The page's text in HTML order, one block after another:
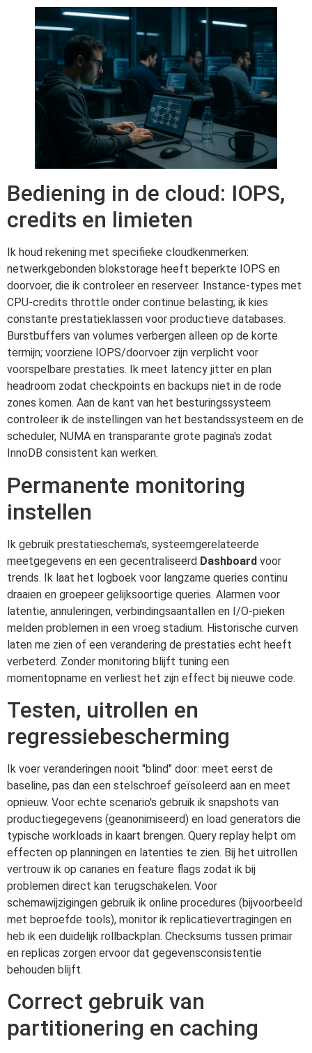
Bediening in de cloud: IOPS,
credits en limieten
Ik houd rekening met specifieke cloudkenmerken:
netwerkgebonden blokstorage heeft beperkte IOPS en
doorvoer, die ik controleer en reserveer. Instance-types met
CPU-credits throttle onder continue belasting; ik kies
constante prestatieklassen voor productieve databases.
Burstbuffers van volumes verbergen alleen op de korte
termijn; voorziene IOPS/doorvoer zijn verplicht voor
voorspelbare prestaties. Ik meet latency jitter en plan
headroom zodat checkpoints en backups niet in de rode
zones komen. Aan de kant van het besturingssysteem
controleer ik de instellingen van het bestandssysteem en de
scheduler, NUMA en transparante grote pagina's zodat
InnoDB consistent kan werken.
Permanente monitoring
instellen
Ik gebruik prestatieschema's, systeemgerelateerde
meetgegevens en een gecentraliseerd Dashboard voor
trends. Ik laat het logboek voor langzame queries continu
draaien en groepeer gelijksoortige queries. Alarmen voor
latentie, annuleringen, verbindingsaantallen en I/O-pieken
melden problemen in een vroeg stadium. Historische curven
laten me zien of een verandering de prestaties echt heeft
verbeterd. Zonder monitoring blijft tuning een
momentopname en verliest het zijn effect bij nieuwe code.
Testen, uitrollen en
regressiebescherming
Ik voer veranderingen nooit "blind" door: meet eerst de
baseline, pas dan een stelschroef geïsoleerd aan en meet
opnieuw. Voor echte scenario's gebruik ik snapshots van
productiegegevens (geanonimiseerd) en load generators die
typische workloads in kaart brengen. Query replay helpt om
effecten op planningen en latenties te zien. Bij het uitrollen
vertrouw ik op canaries en feature flags zodat ik bij
problemen direct kan terugschakelen. Voor
schemawijzigingen gebruik ik online procedures (bijvoorbeeld
met beproefde tools), monitor ik replicatievertragingen en
heb ik een duidelijk rollbackplan. Checksums tussen primair
en replicas zorgen ervoor dat gegevensconsistentie
behouden blijft.
Correct gebruik van
partitionering en caching